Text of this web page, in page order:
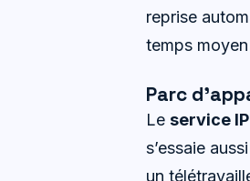
reprise
temps
Parc
Le service
s’essaie
un